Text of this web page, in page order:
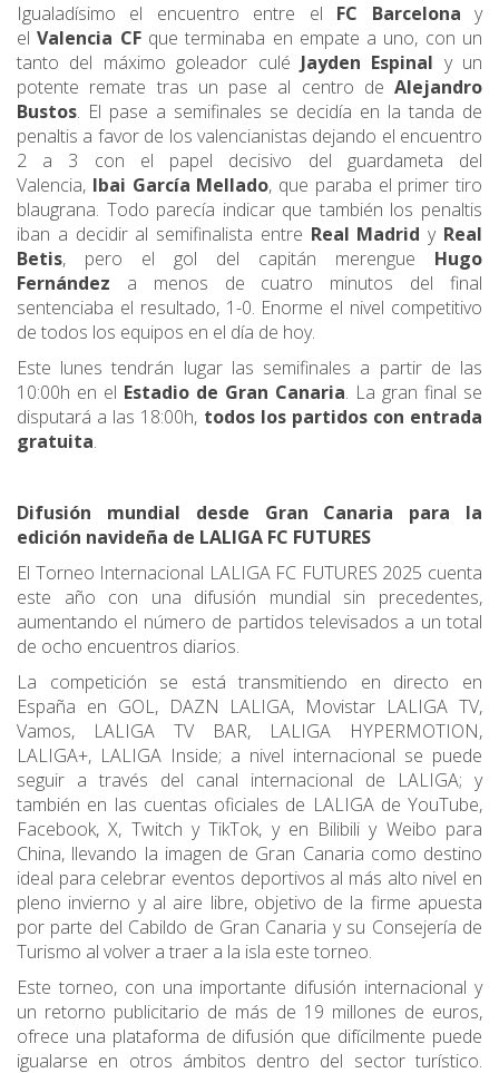
Igualadísimo el encuentro entre el FC Barcelona y
elValencia CFque terminaba en empate a uno, con un
tanto del máximo goleador culé Jayden Espinal y un
potente remate tras un pase al centro de Alejandro
Bustos. El pase a semifinales se decidía en la tanda de
penaltis a favor de los valencianistas dejando el encuentro
2 a 3 con el papel decisivo del guardameta del
Valencia, Ibai García Mellado, que paraba el primer tiro
blaugrana. Todo parecía indicar que también los penaltis
iban a decidir al semifinalista entre Real Madrid y Real
Betis, pero el gol del capitán merengue Hugo
Fernández a menos de cuatro minutos del final
sentenciaba el resultado, 1-0. Enorme el nivel competitivo
de todos los equipos en el día de hoy.
Este lunes tendrán lugar las semifinales a partir de las
10:00h en el Estadio de Gran Canaria. La gran final se
disputará a las 18:00h, todos los partidos con entrada
gratuita.
Difusión mundial desde Gran Canaria para la
edición navideña de LALIGA FC FUTURES
El Torneo Internacional LALIGA FC FUTURES 2025 cuenta
este año con una difusión mundial sin precedentes,
aumentando el número de partidos televisados a un total
de ocho encuentros diarios.
La competición se está transmitiendo en directo en
España en GOL, DAZN LALIGA, Movistar LALIGA TV,
Vamos, LALIGA TV BAR, LALIGA HYPERMOTION,
LALIGA+, LALIGA Inside; a nivel internacional se puede
seguir a través del canal internacional de LALIGA; y
también en las cuentas oficiales de LALIGA de YouTube,
Facebook, X, Twitch y TikTok, y en Bilibili y Weibo para
China, llevando la imagen de Gran Canaria como destino
ideal para celebrar eventos deportivos al más alto nivel en
pleno invierno y al aire libre, objetivo de la firme apuesta
por parte del Cabildo de Gran Canaria y su Consejería de
Turismo al volver a traer a la isla este torneo.
Este torneo, con una importante difusión internacional y
un retorno publicitario de más de 19 millones de euros,
ofrece una plataforma de difusión que difícilmente puede
igualarse en otros ámbitos dentro del sector turístico.